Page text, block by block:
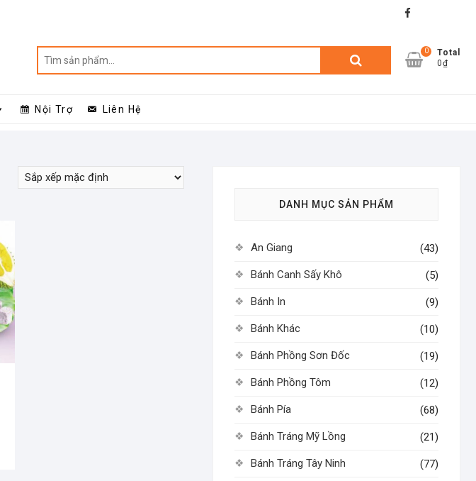
facebook
0
Total
0₫
Nội Trợ Liên Hệ
DANH MỤC SẢN PHẨM
An Giang (43)
Bánh Canh Sấy Khô (5)
Bánh In (9)
Bánh Khác (10)
Bánh Phồng Sơn Đốc (19)
Bánh Phồng Tôm (12)
Bánh Pía (68)
Bánh Tráng Mỹ Lồng (21)
Bánh Tráng Tây Ninh (77)